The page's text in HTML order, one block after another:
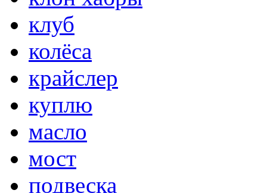
клуб
колёса
крайслер
куплю
масло
мост
подвеска